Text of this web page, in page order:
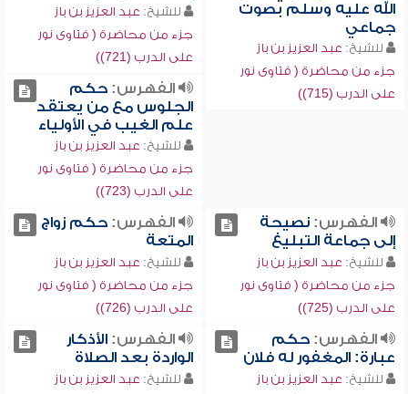
الله عليه وسلم بصوت
جماعي
للشيخ: عبد العزيز بن باز
جزء من محاضرة ( فتاوى نور
على الدرب (715))
للشيخ: عبد العزيز بن باز
جزء من محاضرة ( فتاوى نور
على الدرب (721))
الفهرس:حكم
الجلوس مع من يعتقد
علم الغيب في الأولياء
للشيخ: عبد العزيز بن باز
جزء من محاضرة ( فتاوى نور
على الدرب (723))
الفهرس:نصيحة
إلى جماعة التبليغ
للشيخ: عبد العزيز بن باز
جزء من محاضرة ( فتاوى نور
على الدرب (725))
الفهرس:حكم زواج
المتعة
للشيخ: عبد العزيز بن باز
جزء من محاضرة ( فتاوى نور
على الدرب (726))
الفهرس:حكم
عبارة: المغفور له فلان
للشيخ: عبد العزيز بن باز
الفهرس:الأذكار
الواردة بعد الصلاة
للشيخ: عبد العزيز بن باز